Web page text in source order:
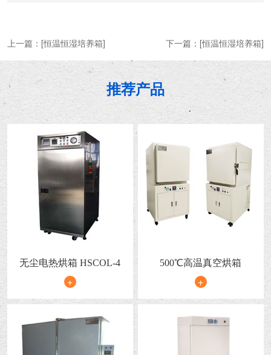
上一篇： [恒温恒湿培养箱] 下一篇： [恒温恒湿培养箱]
推荐产品
无尘电热烘箱 HSCOL-4
+
500℃高温真空烘箱
+